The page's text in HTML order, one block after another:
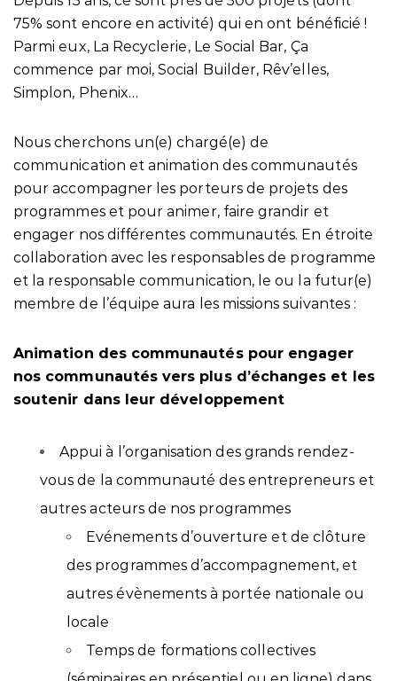
75% sont encore en activité) qui en ont bénéficié !
Parmi eux, La Recyclerie, Le Social Bar, Ça
commence par moi, Social Builder, Rêv’elles,
Simplon, Phenix…
Nouscherchons un(e)chargé(e) de
communication et animation des communautés
pour accompagner les porteurs de projets des
programmes et pour animer, faire grandir et
engager nos différentes communautés. En étroite
collaboration avec les responsables de programme
et la responsable communication, le ou la futur(e)
membre de l’équipe aura les missions suivantes :
Animation des communautés pour engager
nos communautés vers plus d’échanges et les
soutenir dans leur développement
Appui à l’organisation des grands rendez-
vous de la communauté des entrepreneurs et
autres acteurs de nos programmes
Evénements d’ouverture et de clôture
des programmes d’accompagnement, et
autres évènements à portée nationale ou
locale
Temps de formations collectives